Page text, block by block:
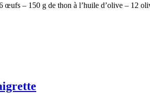
– 6 œufs – 150 g de thon à l’huile